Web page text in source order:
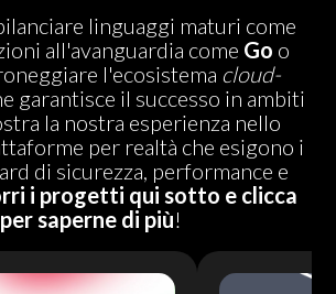
linguaggi maturi come
all'avanguardia come Go o
l'ecosistema cloud-
garantisce il successo in ambiti
la nostra esperienza nello
per realtà che esigono i
di sicurezza, performance e
i progetti qui sotto e clicca
saperne di più!